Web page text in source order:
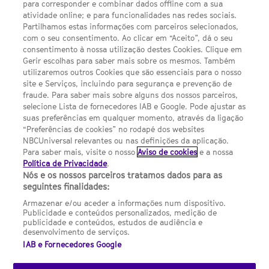
Política de privacidade
Sobre nós
Termos E Condições
Preferências de cookies
FILMES
UMA DIVISÃO DA NBCUNIVERSAL
Contact us by email: contact.SYFYPortugal@ncbuni.com
NBC Universal Global Networks España S.L.U. is wholly owned
by Universal Studios International BV
NBC Universal Global Networks, S.L.U. Paseo de la Castellana,
95. Planta 10 Edificio Torre Europa 28046 Madrid B-82227893
SYFY Portugal is subject to Spanish jurisdiction and regulated
(CNMC).
para corresponder e combinar dados offline com a sua
atividade online; e para funcionalidades nas redes sociais.
Partilhamos estas informações com parceiros selecionados,
com o seu consentimento. Ao clicar em “Aceito”, dá o seu
consentimento à nossa utilização destes Cookies. Clique em
Gerir escolhas para saber mais sobre os mesmos. Também
utilizaremos outros Cookies que são essenciais para o nosso
site e Serviços, incluindo para segurança e prevenção de
fraude. Para saber mais sobre alguns dos nossos parceiros,
selecione Lista de fornecedores IAB e Google. Pode ajustar as
suas preferências em qualquer momento, através da ligação
“Preferências de cookies” no rodapé dos websites
NBCUniversal relevantes ou nas definições da aplicação.
Para saber mais, visite o nossoAviso de cookies e a nossa
Política de Privacidade.
Nós e os nossos parceiros tratamos dados para as
seguintes finalidades:
Armazenar e/ou aceder a informações num dispositivo.
Publicidade e conteúdos personalizados, medição de
publicidade e conteúdos, estudos de audiência e
desenvolvimento de serviços.
IAB e Fornecedores Google